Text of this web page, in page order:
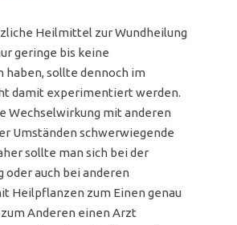
Heilmittel zur Wundheilung
geringe bis keine
haben, sollte dennoch im
damit experimentiert werden.
Wechselwirkung mit anderen
Umständen schwerwiegende
sollte man sich bei der
oder auch bei anderen
Heilpflanzen zum Einen genau
Anderen einen Arzt